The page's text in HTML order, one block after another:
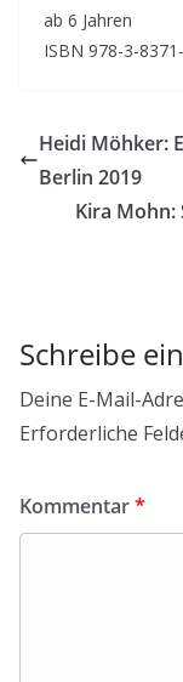
ab 6 Jahren
ISBN 978-3-
Heidi Möhker:
Berlin 2019
Kira Mohn:
Schreibe
Deine E-Mail-
Erforderliche
Kommentar*